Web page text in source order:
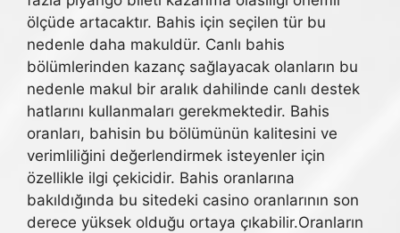
ölçüde artacaktır. Bahis için seçilen tür bu
nedenle daha makuldür. Canlı bahis
bölümlerinden kazanç sağlayacak olanların bu
nedenle makul bir aralık dahilinde canlı destek
hatlarını kullanmaları gerekmektedir. Bahis
oranları, bahisin bu bölümünün kalitesini ve
verimliliğini değerlendirmek isteyenler için
özellikle ilgi çekicidir. Bahis oranlarına
bakıldığında bu sitedeki casino oranlarının son
derece yüksek olduğu ortaya çıkabilir.Oranların